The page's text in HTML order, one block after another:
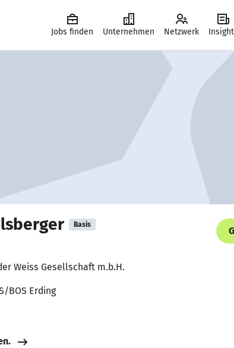
Jobs finden Unternehmen Netzwerk
Basis
Weiss Gesellschaft m.b.H.
BOS Erding